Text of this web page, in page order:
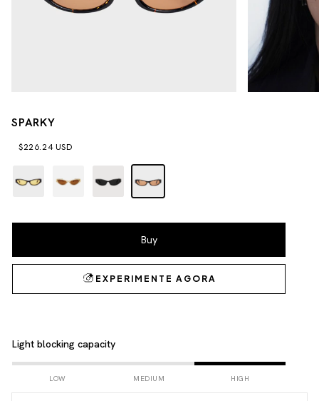
SPARKY
$226.24 USD
Light blocking capacity
LOW MEDIUM HIGH